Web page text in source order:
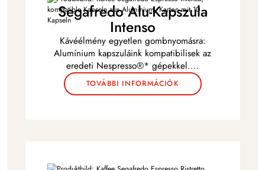
Segafredo Alu-Kapszula
Intenso
Kávéélmény egyetlen gombnyomásra:
Alumínium kapszuláink kompatibilisek az
eredeti Nespresso®* gépekkel....
TOVÁBBI INFORMÁCIÓK